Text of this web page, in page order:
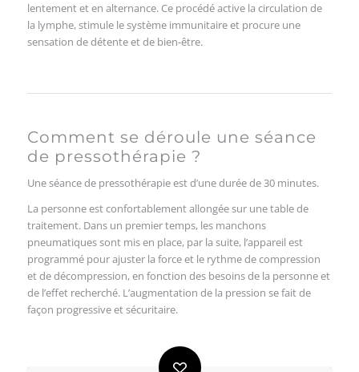
programmé pour ajuster la force et le rythme de compression
et de décompression, en fonction des besoins de la personne et
de l’effet recherché. L’augmentation de la pression se fait de
LES BIENFAITS DE LA
Aide à améliorer la circulation lymphatique et
sanguine
Réduit les tensions musculaires et le sentiment de
jambes lourdes
Encourage la diminution de l’œdème
Favorise la récupération sportive
Aide à réduire la cellulite